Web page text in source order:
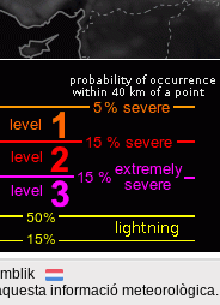
informació meteorològica.